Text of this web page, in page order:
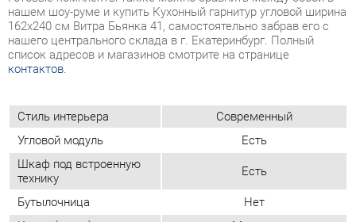
Стиль интерьера
Современный
Угловой модуль
Есть
Шкаф под встроенную
Бутылочница
Нет
Класс (кухни)
Медиум
Материал
Лдсп
Цвет Белый шпон/белый глянец
Вес упаковок, кг
380.931